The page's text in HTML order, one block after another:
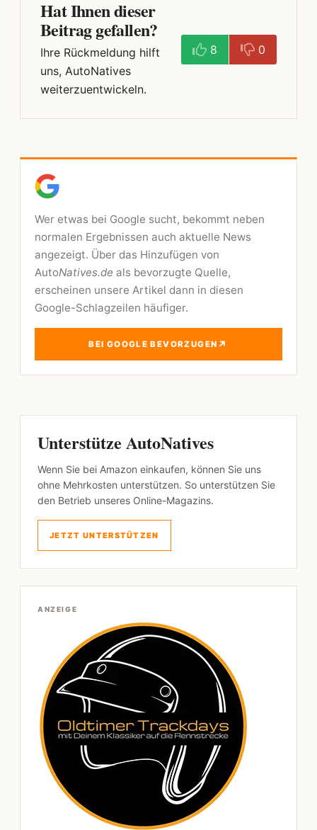
Hat Ihnen dieser
Beitrag gefallen?
Ihre Rückmeldung hilft
uns, AutoNatives
weiterzuentwickeln.
8 0
Wer etwas bei Google sucht, bekommt neben
normalen Ergebnissen auch aktuelle News
angezeigt. Über das Hinzufügen von
AutoNatives.de als bevorzugte Quelle,
erscheinen unsere Artikel dann in diesen
Google-Schlagzeilen häufiger.
BEI GOOGLE BEVORZUGEN ↗
Unterstütze AutoNatives
Wenn Sie bei Amazon einkaufen, können Sie uns
ohne Mehrkosten unterstützen. So unterstützen Sie
den Betrieb unseres Online-Magazins.
JETZT UNTERSTÜTZEN
ANZEIGE